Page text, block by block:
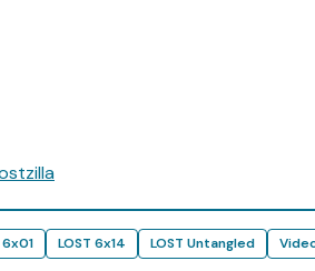
6x01 LOST 6x14 LOST Untangled